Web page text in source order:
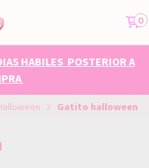
0
HABILES POSTERIOR A
Gatito halloween